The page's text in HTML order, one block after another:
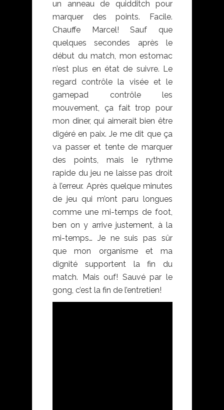
un anneau de quidditch pour
marquer des points. Facile.
Chauffe Marcel! Sauf que
quelques secondes après le
début du match, mon estomac
n’est plus en état de suivre. Le
regard contrôle la visée et le
gamepad contrôle les
mouvement, ça fait trop pour
mon dîner, qui aimerait bien être
digéré en paix. Je me dit que ça
va passer et tente de marquer
des points, mais le rythme
rapide du jeu ne laisse pas droit
à l’erreur. Après quelque minutes
de jeu qui m’ont paru longues
comme une mi-temps de foot,
ben on y arrive justement, à la
mi-temps… Je ne suis pas sûr
que mon organisme et ma
dignité supportent la fin du
match. Mais ouf! Sauvé par le
gong, c’est la fin de l’entretien!